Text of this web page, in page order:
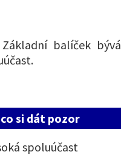
Základní balíček bývá
si dát pozor
spoluúčast